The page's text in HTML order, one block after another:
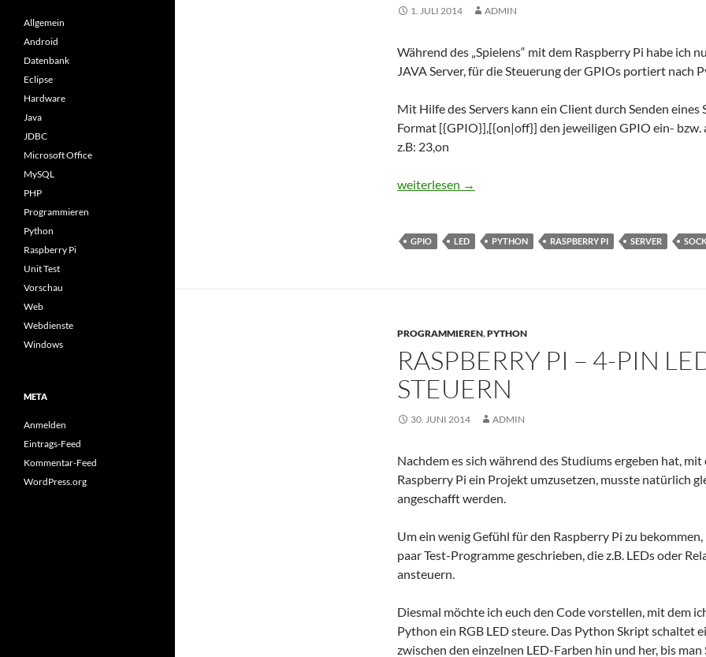
1. JULI 2014 ADMIN
Während des „Spielens“ mit dem Raspberry Pi habe ich
JAVA Server, für die Steuerung der GPIOs portiert nach
Mit Hilfe des Servers kann ein Client durch Senden eines
Format [{GPIO}],[{on|off}] den jeweiligen GPIO ein- bzw.
z.B: 23,on
Raspberry Pi – Python Server für GPIO Steuerung
weiterlesen →
GPIO LED PYTHON RASPBERRY PI SERVER
PROGRAMMIEREN,PYTHON
RASPBERRY PI – 4-PIN
STEUERN
30. JUNI 2014 ADMIN
Nachdem es sich während des Studiums ergeben hat, mit
Raspberry Pi ein Projekt umzusetzen, musste natürlich
angeschafft werden.
Um ein wenig Gefühl für den Raspberry Pi zu bekommen,
paar Test-Programme geschrieben, die z.B. LEDs oder
ansteuern.
Diesmal möchte ich euch den Code vorstellen, mit dem
Python ein RGB LED steure. Das Python Skript schaltet
zwischen den einzelnen LED-Farben hin und her, bis man
Allgemein
Android
Datenbank
Eclipse
Hardware
Java
JDBC
Microsoft Office
MySQL
PHP
Programmieren
Python
Raspberry Pi
Unit Test
Vorschau
Web
Webdienste
Windows
META
Anmelden
Eintrags-Feed
Kommentar-Feed
WordPress.org